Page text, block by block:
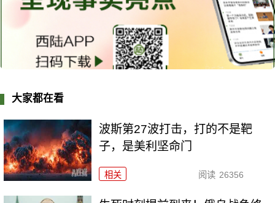
大家都在看
波斯第27波打击，打的不是靶
子，是美利坚命门
相关 阅读 26356